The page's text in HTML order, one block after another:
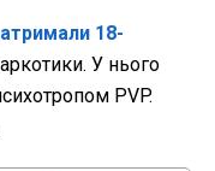
18-
У нього
PVP.